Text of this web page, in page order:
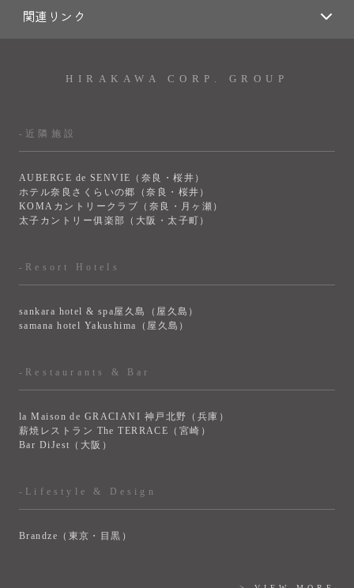
関連リンク
HIRAKAWA CORP. GROUP
-近隣施設
AUBERGE de SENVIE（奈良・桜井）
ホテル奈良さくらいの郷（奈良・桜井）
KOMAカントリークラブ（奈良・月ヶ瀬）
太子カントリー俱楽部（大阪・太子町）
-Resort Hotels
sankara hotel & spa屋久島（屋久島）
samana hotel Yakushima（屋久島）
-Restaurants & Bar
la Maison de GRACIANI 神戸北野（兵庫）
薪焼レストラン The TERRACE（宮崎）
Bar DiJest（大阪）
-Lifestyle & Design
Brandze（東京・目黒）